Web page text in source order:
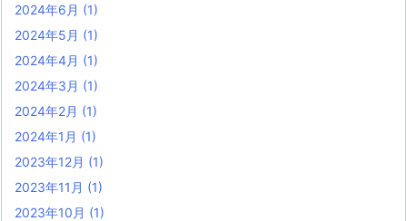
2024年6月 (1)
2024年5月 (1)
2024年4月 (1)
2024年3月 (1)
2024年2月 (1)
2024年1月 (1)
2023年12月 (1)
2023年11月 (1)
2023年10月 (1)